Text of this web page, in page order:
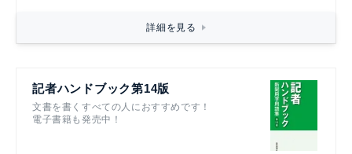
詳細を見る
記者ハンドブック第14版
文書を書くすべての人におすすめです！
電子書籍も発売中！